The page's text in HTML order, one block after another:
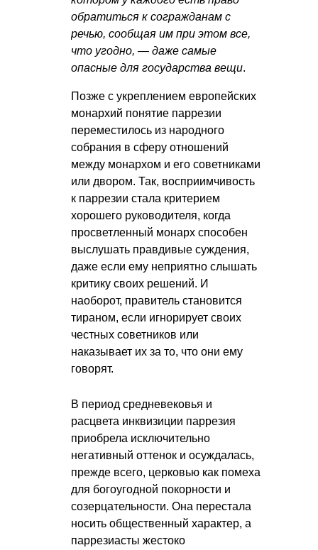
обратиться к согражданам с
речью, сообщая им при этом все,
что угодно, — даже самые
опасные для государства вещи.
Позже с укреплением европейских
монархий понятие паррезии
переместилось из народного
собрания в сферу отношений
между монархом и его советниками
или двором. Так, восприимчивость
к паррезии стала критерием
хорошего руководителя, когда
просветленный монарх способен
выслушать правдивые суждения,
даже если ему неприятно слышать
критику своих решений. И
наоборот, правитель становится
тираном, если игнорирует своих
честных советников или
наказывает их за то, что они ему
говорят.
В период средневековья и
расцвета инквизиции паррезия
приобрела исключительно
негативный оттенок и осуждалась,
прежде всего, церковью как помеха
для богоугодной покорности и
созерцательности. Она перестала
носить общественный характер, а
паррезиасты жестоко